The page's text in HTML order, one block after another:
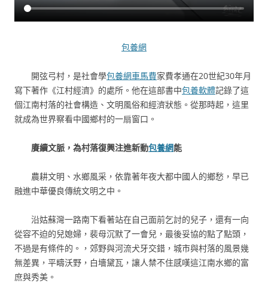
包養網
開弦弓村，是社會學包養網車馬費家費孝通在20世紀30年月
寫下著作《江村經濟》的處所。他在這部書中包養軟體記錄了這
個江南村落的社會構造、文明風俗和經濟狀態。從那時起，這里
就成為世界察看中國鄉村的一扇窗口。
賡續文脈，為村落復興注進新動包養網能
農耕文明、水鄉風采，依靠著年夜大都中國人的鄉愁，早已
融進中華優良傳統文明之中。
沿姑蘇灣一路南下看著站在自己面前乞討的兒子，還有一向
從容不迫的兒媳婦，裴母沉默了一會兒，最後妥協的點了點頭，
不過是有條件的。，郊野與河流犬牙交錯，城市與村落的風景幾
無差異，平疇沃野，白墻黛瓦，讓人禁不住感嘆這江南水鄉的富
庶與秀美。